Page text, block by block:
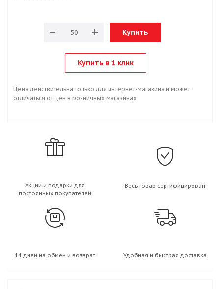
Купить
Купить в 1 клик
Цена действительна только для интернет-магазина и может
отличаться от цен в розничных магазинах
Акции и подарки для
постоянных покупателей
Весь товар сертифицирован
14 дней на обмен и возврат Удобная и быстрая доставка